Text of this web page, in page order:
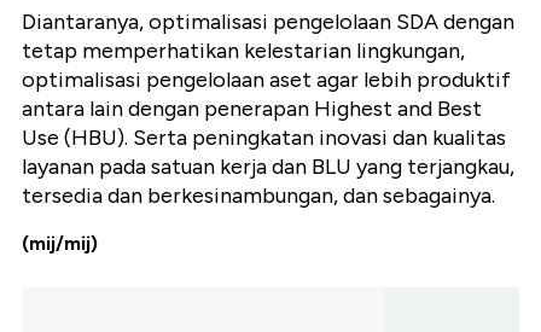
Diantaranya, optimalisasi pengelolaan SDA dengan
tetap memperhatikan kelestarian lingkungan,
optimalisasi pengelolaan aset agar lebih produktif
antara lain dengan penerapan Highest and Best
Use (HBU). Serta peningkatan inovasi dan kualitas
layanan pada satuan kerja dan BLU yang terjangkau,
tersedia dan berkesinambungan, dan sebagainya.
(mij/mij)